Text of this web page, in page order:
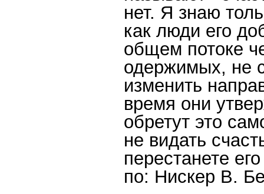
нет. Я знаю
как люди его
общем потоке
одержимых, не
изменить
время они
обретут это
не видать
перестанете
по: Нискер В.